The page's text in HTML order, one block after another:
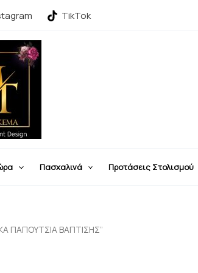
TikTok
Πασχαλινά Προτάσεις Στολισμού
ΠΑΠΟΥΤΣΙΑ ΒΑΠΤΙΣΗΣ”